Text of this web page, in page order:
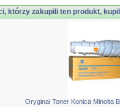
którzy zakupili ten produkt,
Oryginał Toner Konica Minolta